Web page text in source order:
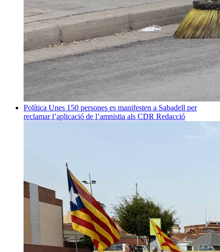
Política Unes 150 persones es manifesten a Sabadell per
reclamar l’aplicació de l’amnistia als CDR Redacció